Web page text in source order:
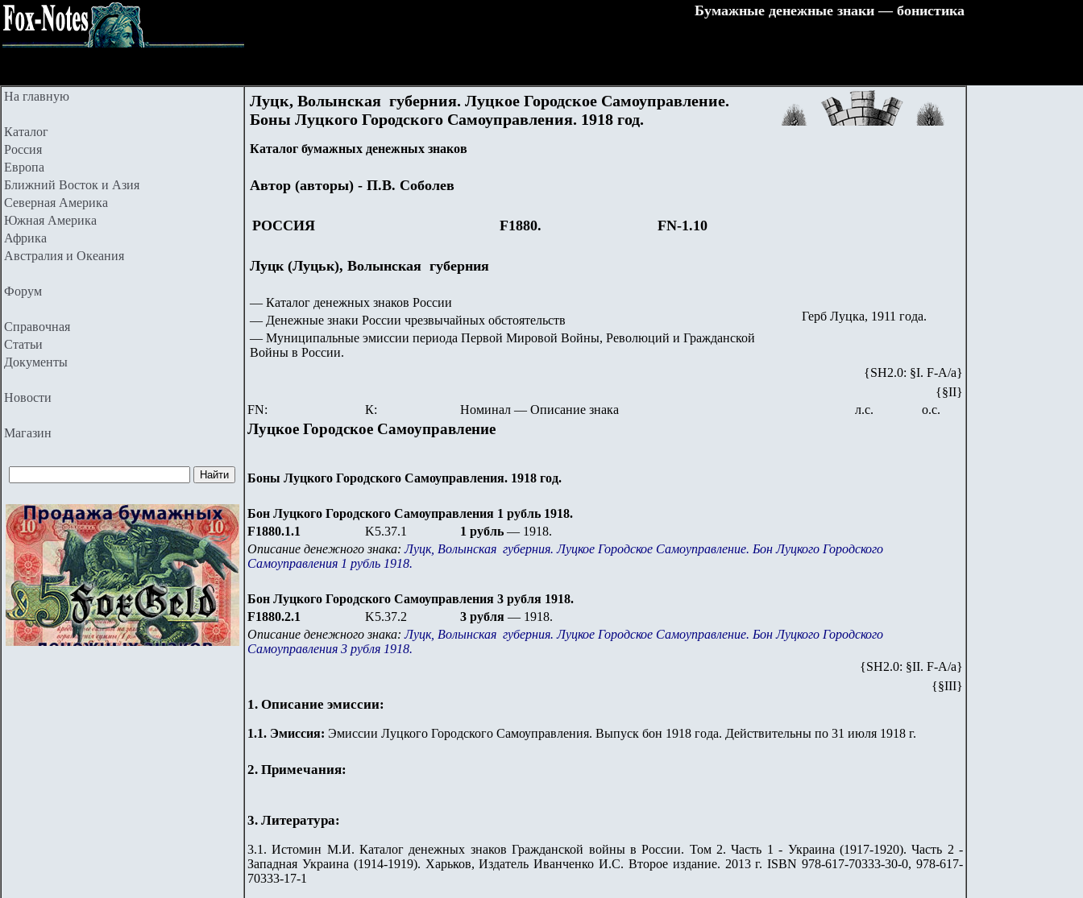
Бумажные денежные знаки — бонистика
На главную
Каталог
Россия
Европа
Ближний Восток и Азия
Северная Америка
Южная Америка
Африка
Австралия и Океания
Форум
Справочная
Статьи
Документы
Новости
Магазин
Луцк, Волынская губерния. Луцкое Городское Самоуправление.
Боны Луцкого Городского Самоуправления. 1918 год.
Каталог бумажных денежных знаков
Автор (авторы) - П.В. Соболев
РОССИЯ F1880. FN-1.10
Луцк (Луцьк), Волынская губерния
— Каталог денежных знаков России
— Денежные знаки России чрезвычайных обстоятельств
— Муниципальные эмиссии периода Первой Мировой Войны, Революций и Гражданской
Войны в России.
Герб Луцка, 1911 года.
{SH2.0: §I. F-А/а}
{§II}
FN:
К: Номинал — Описание знака л.с. о.с.
Луцкое Городское Самоуправление
Боны Луцкого Городского Самоуправления. 1918 год.
Бон Луцкого Городского Самоуправления 1 рубль 1918.
F1880.1.1
K5.37.1 1 рубль — 1918.
Описание денежного знака:Луцк, Волынская губерния. Луцкое Городское Самоуправление. Бон Луцкого Городского
Самоуправления 1 рубль 1918.
Бон Луцкого Городского Самоуправления 3 рубля 1918.
F1880.2.1
K5.37.2 3 рубля — 1918.
Описание денежного знака:Луцк, Волынская губерния. Луцкое Городское Самоуправление. Бон Луцкого Городского
Самоуправления 3 рубля 1918.
{SH2.0: §II. F-A/a}
{§III}
1. Описание эмиссии:
1.1. Эмиссия: Эмиссии Луцкого Городского Самоуправления. Выпуск бон 1918 года. Действительны по 31 июля 1918 г.
2. Примечания:
3. Литература:
3.1. Истомин М.И. Каталог денежных знаков Гражданской войны в России. Том 2. Часть 1 - Украина (1917-1920). Часть 2 -
Западная Украина (1914-1919). Харьков, Издатель Иванченко И.С. Второе издание. 2013 г. ISBN 978-617-70333-30-0, 978-617-
70333-17-1